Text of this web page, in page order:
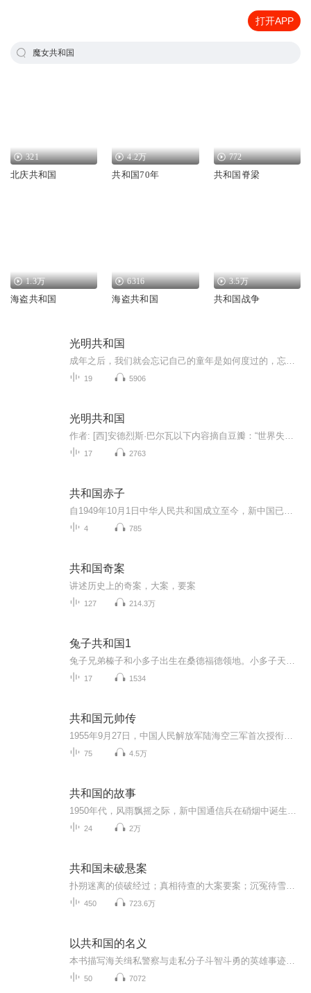
打开APP
魔女共和国
321
北庆共和国
4.2万
共和国70年
772
共和国脊梁
1.3万
海盗共和国
6316
海盗共和国
3.5万
共和国战争
光明共和国
19 5906
光明共和国
17 2763
共和国赤子
4 785
共和国奇案
讲述历史上的奇案，大案，要案
127 214.3万
兔子共和国1
17 1534
共和国元帅传
75 4.5万
共和国的故事
24 2万
共和国未破悬案
450 723.6万
以共和国的名义
50 7072